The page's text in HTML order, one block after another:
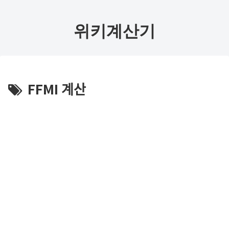
위키계산기
FFMI 계산